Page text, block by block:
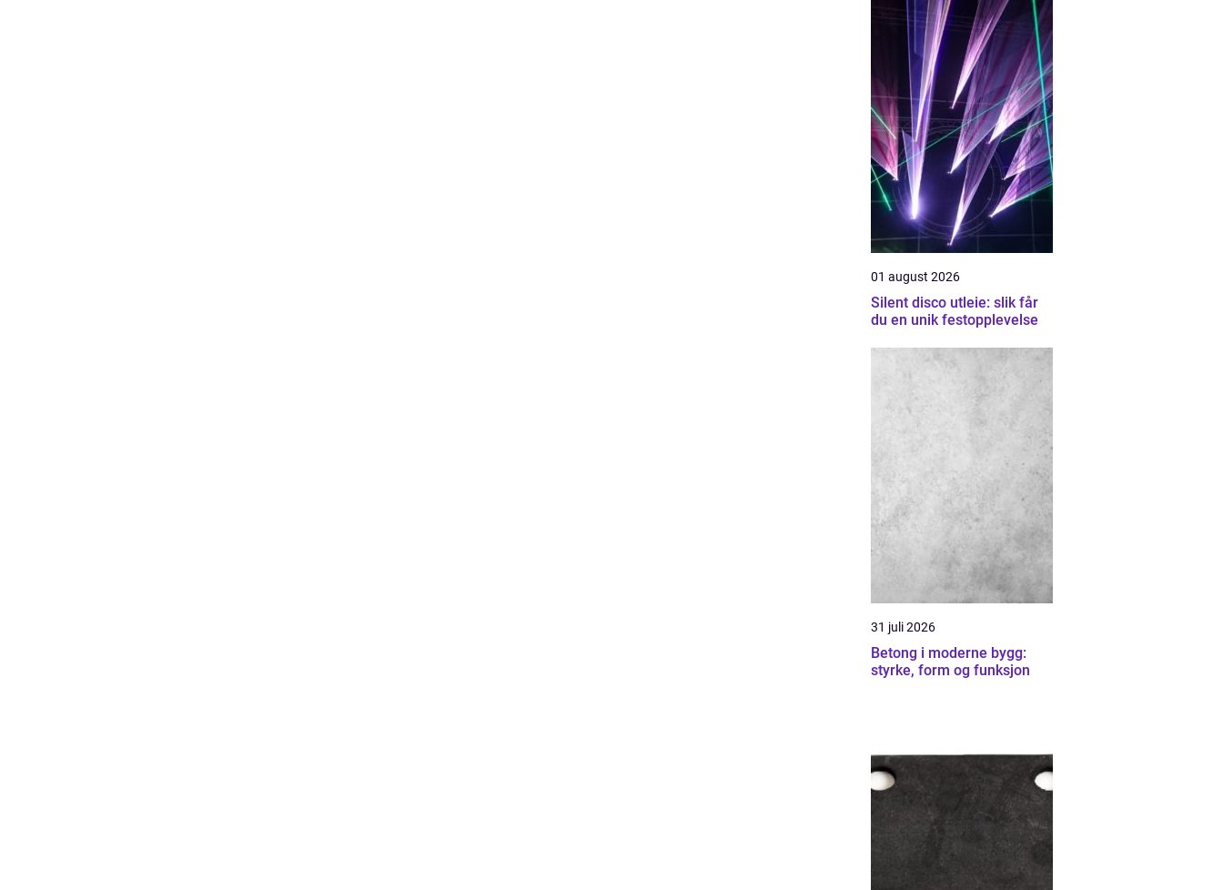
01 august 2026
Silent disco utleie: slik får
du en unik festopplevelse
31 juli 2026
Betong i moderne bygg:
styrke, form og funksjon